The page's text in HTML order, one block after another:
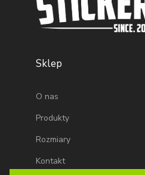
Sklep
O nas
Produkty
Rozmiary
Kontakt